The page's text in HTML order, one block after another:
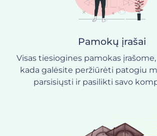
Pamokų įrašai
Visas tiesiogines pamokas
kada galėsite peržiūrėti patogiu
parsisiųsti ir pasilikti savo